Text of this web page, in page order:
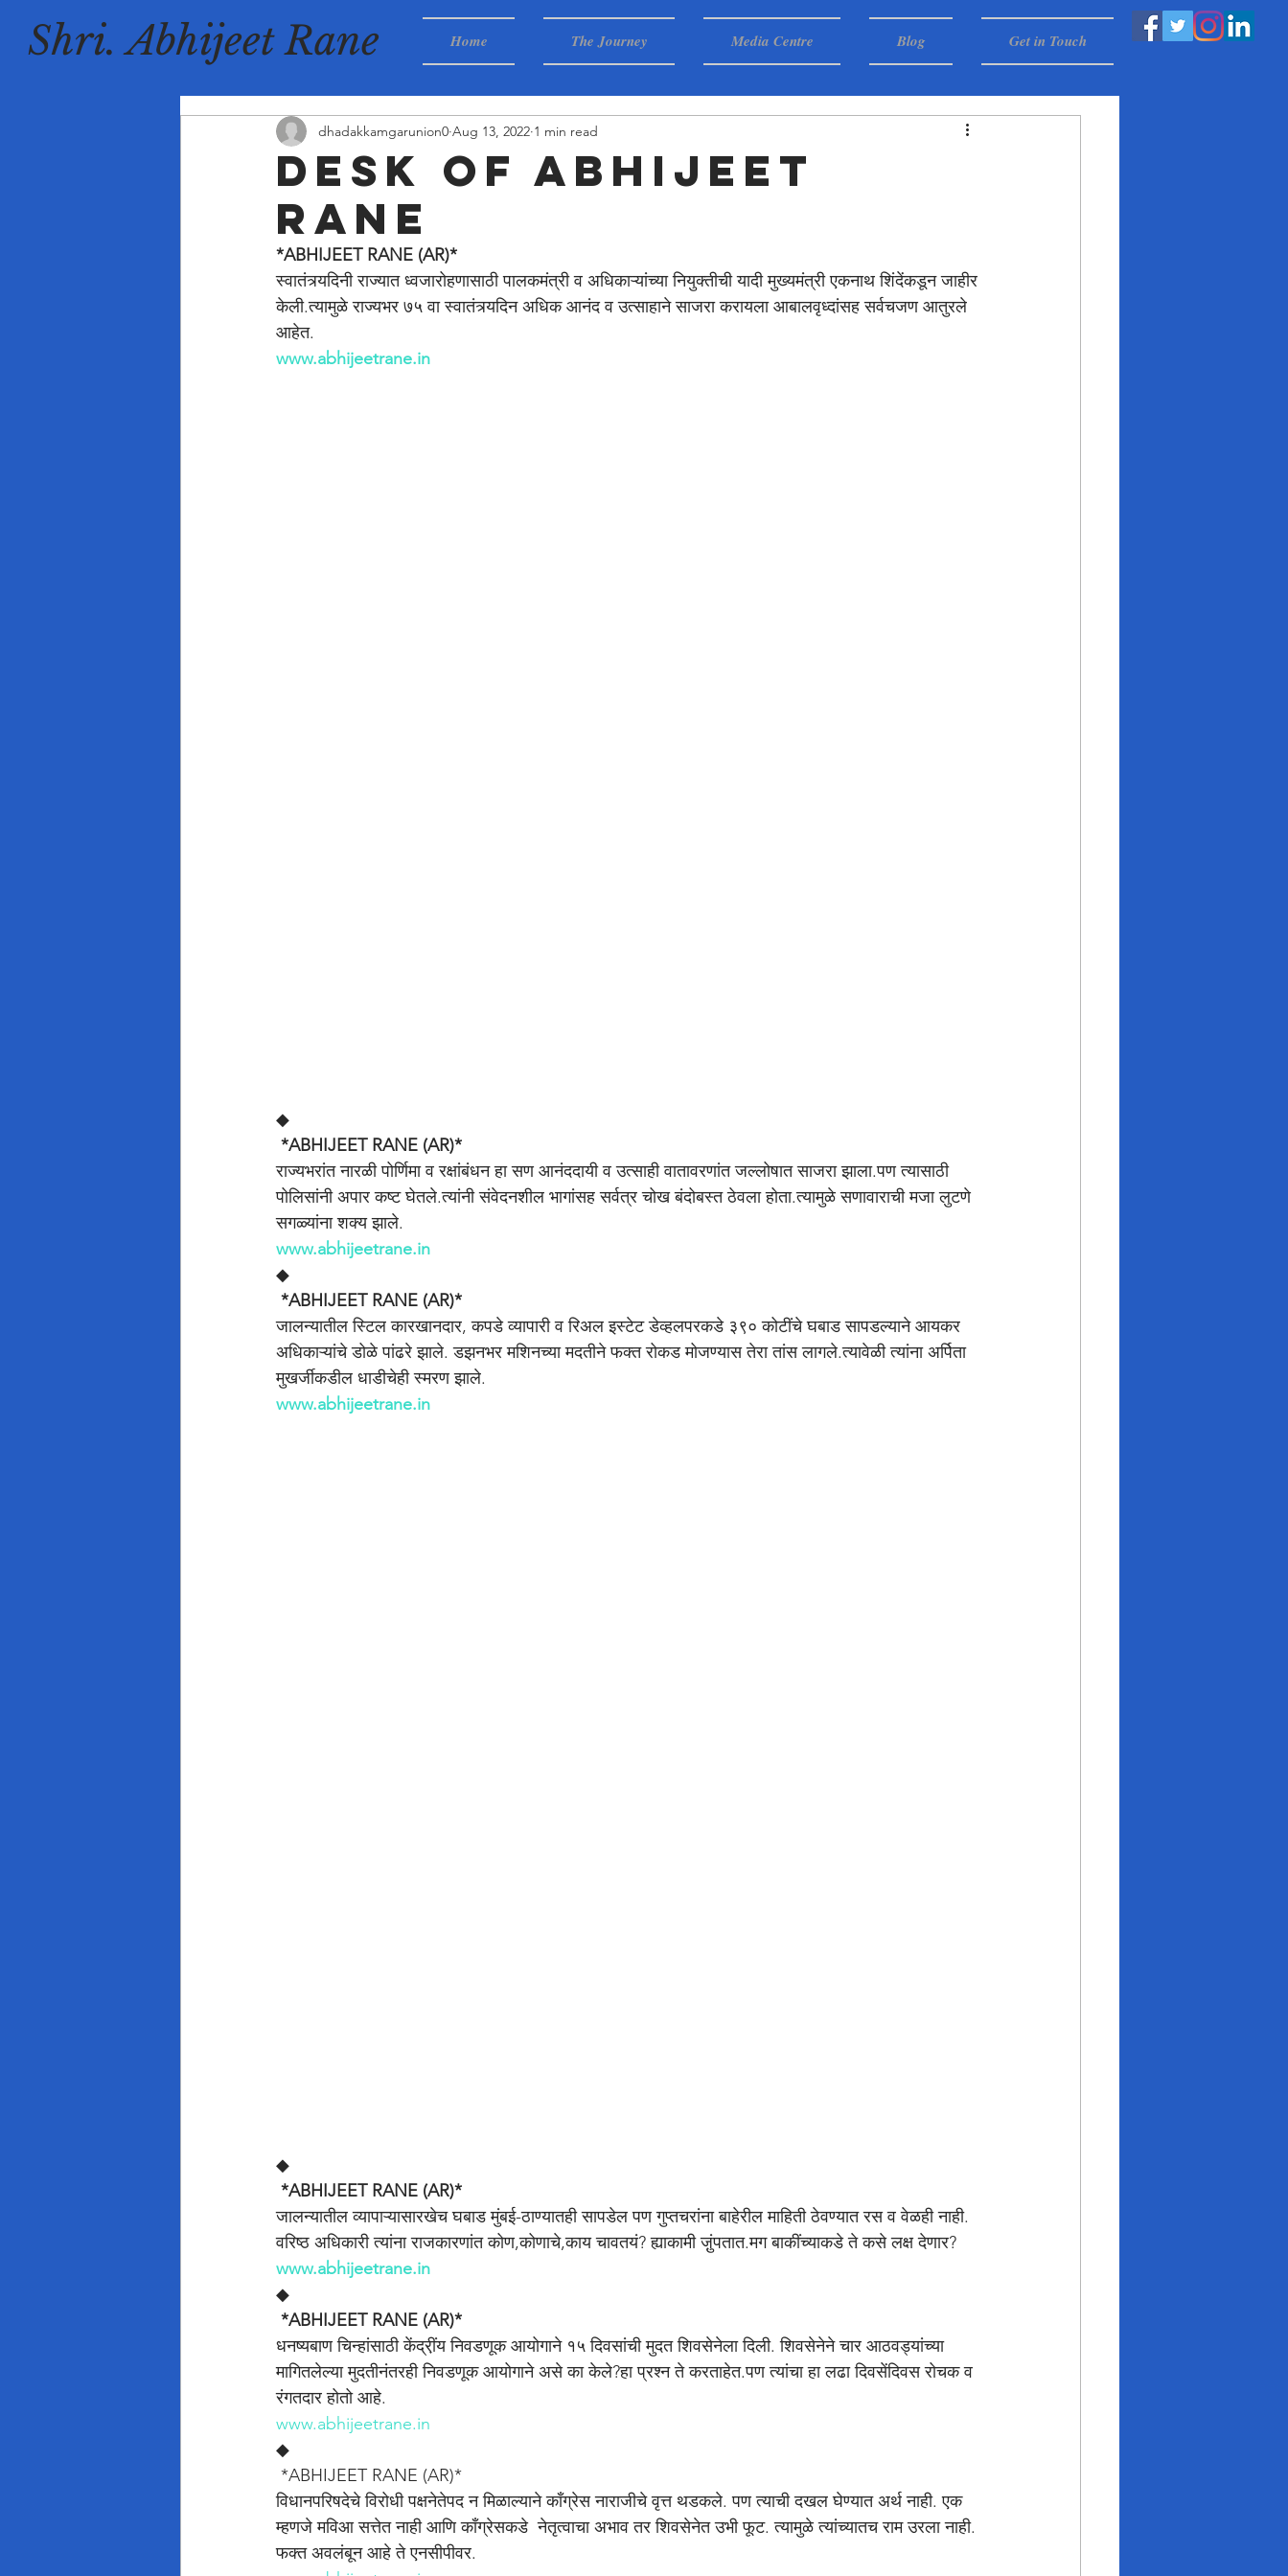
Shri. Abhijeet Rane Home The Journey Media Centre Blog Get in Touch
desk of abhijeet
rane
dhadakkamgarunion0 Aug 13, 2022 1 min read
*ABHIJEET RANE (AR)*
स्वातंत्र्यदिनी राज्यात ध्वजारोहणासाठी पालकमंत्री व अधिकाऱ्यांच्या नियुक्तीची यादी मुख्यमंत्री एकनाथ शिंदेंकडून जाहीर
केली.त्यामुळे राज्यभर ७५ वा स्वातंत्र्यदिन अधिक आनंद व उत्साहाने साजरा करायला आबालवृध्दांसह सर्वचजण आतुरले
आहेत.
www.abhijeetrane.in
◆
*ABHIJEET RANE (AR)*
राज्यभरांत नारळी पोर्णिमा व रक्षांबंधन हा सण आनंददायी व उत्साही वातावरणांत जल्लोषात साजरा झाला.पण त्यासाठी
पोलिसांनी अपार कष्ट घेतले.त्यांनी संवेदनशील भागांसह सर्वत्र चोख बंदोबस्त ठेवला होता.त्यामुळे सणावाराची मजा लुटणे
सगळ्यांना शक्य झाले.
www.abhijeetrane.in
◆
*ABHIJEET RANE (AR)*
जालन्यातील स्टिल कारखानदार, कपडे व्यापारी व रिअल इस्टेट डेव्हलपरकडे ३९० कोटींचे घबाड सापडल्याने आयकर
अधिकाऱ्यांचे डोळे पांढरे झाले. डझनभर मशिनच्या मदतीने फक्त रोकड मोजण्यास तेरा तांस लागले.त्यावेळी त्यांना अर्पिता
मुखर्जीकडील धाडीचेही स्मरण झाले.
www.abhijeetrane.in
◆
*ABHIJEET RANE (AR)*
जालन्यातील व्यापाऱ्यासारखेच घबाड मुंबई-ठाण्यातही सापडेल पण गुप्तचरांना बाहेरील माहिती ठेवण्यात रस व वेळही नाही.
वरिष्ठ अधिकारी त्यांना राजकारणांत कोण,कोणाचे,काय चावतयं? ह्याकामी जु़ंपतात.मग बाकींच्याकडे ते कसे लक्ष देणार?
www.abhijeetrane.in
◆
*ABHIJEET RANE (AR)*
धनष्यबाण चिन्हांसाठी केंद्री़ंय निवडणूक आयोगाने १५ दिवसांची मुदत शिवसेनेला दिली. शिवसेनेने चार आठवड्यांच्या
मागितलेल्या मुदतीनंतरही निवडणूक आयोगाने असे का केले?हा प्रश्न ते करताहेत.पण त्यांचा हा लढा दिवसेंदिवस रोचक व
रंगतदार होतो आहे.
www.abhijeetrane.in
◆
*ABHIJEET RANE (AR)*
विधानपरिषदेचे विरोधी पक्षनेतेपद न मिळाल्याने काँग्रेस नाराजीचे वृत्त थडकले. पण त्याची दखल घेण्यात अर्थ नाही. एक
म्हणजे मविआ सत्तेत नाही आणि काँग्रेसकडे  नेतृत्वाचा अभाव तर शिवसेनेत उभी फूट. त्यामुळे त्यांच्यातच राम उरला नाही.
फक्त अवलंबून आहे ते एनसीपीवर.